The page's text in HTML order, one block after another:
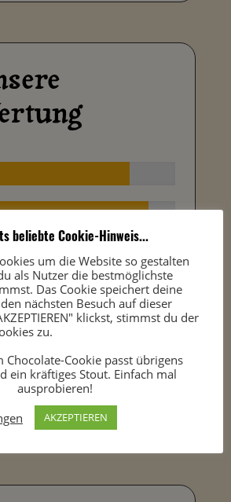
91%
beliebte Cookie-Hinweis...
um die Website so gestalten
als Nutzer die bestmöglichste
Das Cookie speichert deine
nächsten Besuch auf dieser
klickst, stimmst du der
zu.
Chocolate-Cookie passt übrigens
ein kräftiges Stout. Einfach mal
ausprobieren!
AKZEPTIEREN